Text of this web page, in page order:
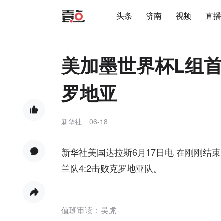
头条 济南 视频 直播
美加墨世界杯L组
罗地亚
新华社 06-18
新华社美国达拉斯6月17日电 在刚刚结
兰队4:2击败克罗地亚队。
值班审读：吴虎